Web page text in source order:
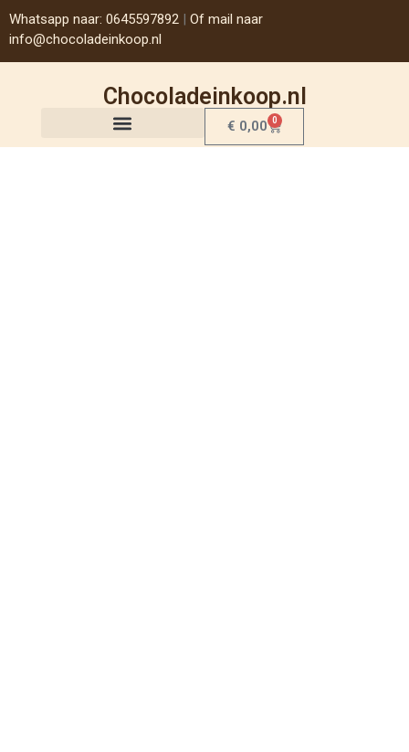
Whatsapp naar: 0645597892 | Of mail naar
info@chocoladeinkoop.nl
Chocoladeinkoop.nl
€ 0,00 0